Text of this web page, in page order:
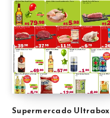
Supermercado Ultrabox